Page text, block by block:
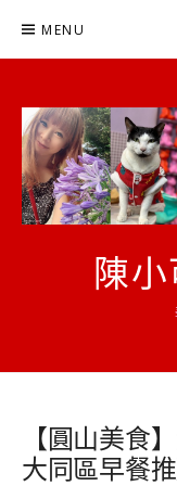
MENU
陳
【圓山美食
大同區早餐